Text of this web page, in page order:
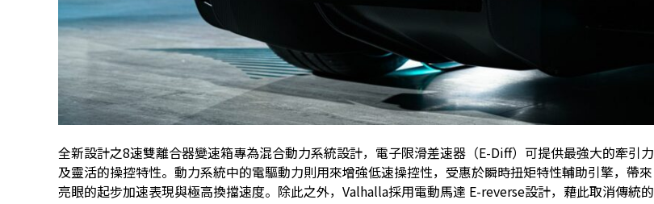
全新設計之8速雙離合器變速箱專為混合動力系統設計，電子限滑差速器（E-Diff）可提供最強大的牽引力
及靈活的操控特性。動力系統中的電驅動力則用來增強低速操控性，受惠於瞬時扭矩特性輔助引擎，帶來
亮眼的起步加速表現與極高換擋速度。除此之外，Valhalla採用電動馬達 E-reverse設計，藉此取消傳統的